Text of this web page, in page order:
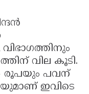
വിഭാഗത്തിനും
വില കൂടി.
രൂപയും പവന്
ഇവിടെ